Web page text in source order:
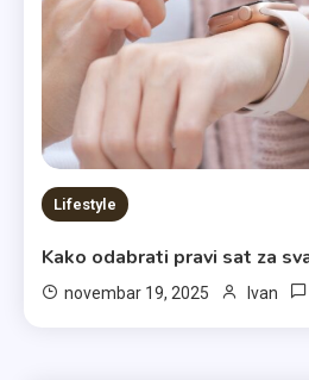
Lifestyle
Kako odabrati pravi sat za
novembar 19, 2025 Ivan